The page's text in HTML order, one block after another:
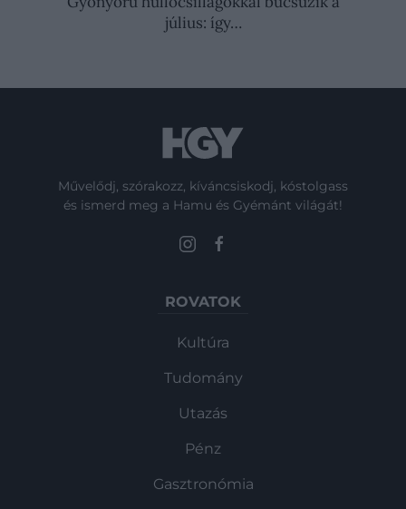
július: így…
Művelődj, szórakozz, kíváncsiskodj, kóstolgass
és ismerd meg a Hamu és Gyémánt világát!
ROVATOK
Kultúra
Tudomány
Utazás
Pénz
Gasztronómia